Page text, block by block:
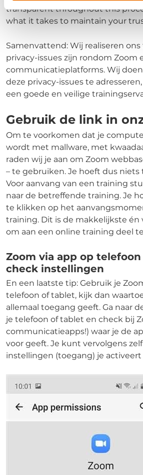
transparent throughout this
what it takes to maintain your
Samenvattend: Wij realiseren
privacy-issues zijn rondom Zoom
communicatieplatforms. Wij doen
deze privacy-issues te
een goede en veilige
Gebruik de link in
Om te voorkomen dat je
wordt met mallware, met
raden wij je aan om Zoom
– te gebruiken. Je hoeft dus niets
Voor aanvang van een training
naar de betreffende training. Je
te klikken op het
training. Dit is de makkelijkste én
om aan een online training deel
Zoom via app op
check instellingen
En een laatste tip: Gebruik je
telefoon of tablet, kijk dan
allemaal toegang geeft. Ga naar
je telefoon of tablet en check bij
communicatieapps!) waar je de
voor geeft. Je kunt vervolgens
instellingen (toegang) je